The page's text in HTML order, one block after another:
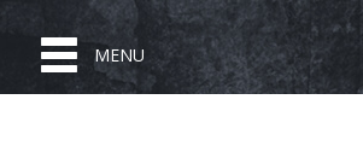
MENU